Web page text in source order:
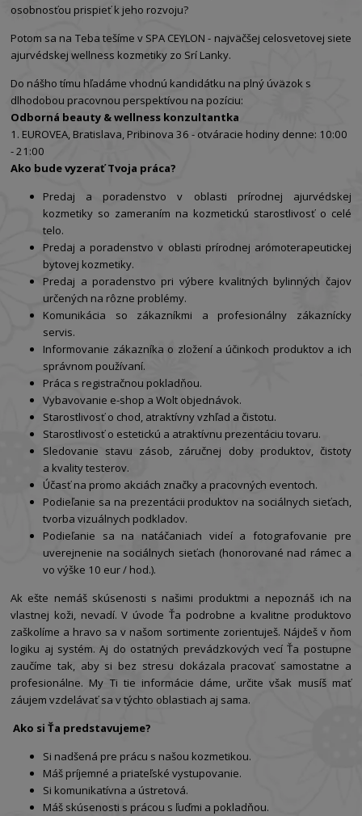
osobnosťou prispieť k jeho rozvoju?
Potom sa na Teba tešíme v SPA CEYLON - najväčšej celosvetovej siete
ajurvédskej wellness kozmetiky zo Srí Lanky.
Do nášho tímu hľadáme vhodnú kandidátku na plný úväzok s
dlhodobou pracovnou perspektívou na pozíciu:
Odborná beauty & wellness konzultantka
1. EUROVEA, Bratislava, Pribinova 36 - otváracie hodiny denne: 10:00
- 21:00
Ako bude vyzerať Tvoja práca?
Predaj a poradenstvo v oblasti prírodnej ajurvédskej
kozmetiky so zameraním na kozmetickú starostlivosť o celé
telo.
Predaj a poradenstvo v oblasti prírodnej arómoterapeutickej
bytovej kozmetiky.
Predaj a poradenstvo pri výbere kvalitných bylinných čajov
určených na rôzne problémy.
Komunikácia so zákazníkmi a profesionálny zákaznícky
servis.
Informovanie zákazníka o zložení a účinkoch produktov a ich
správnom používaní.
Práca s registračnou pokladňou.
Vybavovanie e-shop a Wolt objednávok.
Starostlivosť o chod, atraktívny vzhľad a čistotu.
Starostlivosť o estetickú a atraktívnu prezentáciu tovaru.
Sledovanie stavu zásob, záručnej doby produktov, čistoty
a kvality testerov.
Účasť na promo akciách značky a pracovných eventoch.
Podieľanie sa na prezentácii produktov na sociálnych sieťach,
tvorba vizuálnych podkladov.
Podieľanie sa na natáčaniach videí a fotografovanie pre
uverejnenie na sociálnych sieťach (honorované nad rámec a
vo výške 10 eur / hod.).
Ak ešte nemáš skúsenosti s našimi produktmi a nepoznáš ich na
vlastnej koži, nevadí. V úvode Ťa podrobne a kvalitne produktovo
zaškolíme a hravo sa v našom sortimente zorientuješ. Nájdeš v ňom
logiku aj systém. Aj do ostatných prevádzkových vecí Ťa postupne
zaučíme tak, aby si bez stresu dokázala pracovať samostatne a
profesionálne. My Ti tie informácie dáme, určite však musíš mať
záujem vzdelávať sa v týchto oblastiach aj sama.
Ako si Ťa predstavujeme?
Si nadšená pre prácu s našou kozmetikou.
Máš príjemné a priateľské vystupovanie.
Si komunikatívna a ústretová.
Máš skúsenosti s prácou s ľuďmi a pokladňou.